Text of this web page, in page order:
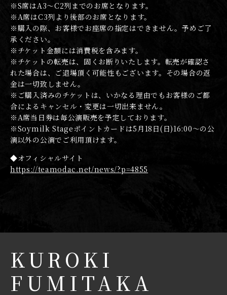
※S席はA3〜C2列までのお席となります。
※A席はC3列より後部のお席となります。
※購入の際、お客様でお座席の指定はできません。予めご了
承ください。
※チケット金額には消費税を含みます。
※チケットの転売は、固くお断りいたします。転売が確認さ
れた場合は、ご退場頂く可能性もございます。その場合の返
金は一切致しません。
※ご購入済みのチケットは、いかなる理由でもお客様のご都
合によるキャンセル・変更は一切出来ません。
※A席当日券は毎公演販売を予定しております。
※Soymilk Stageポイントカードは5月18日(日)16:00〜の公
演以外の公演でご利用頂けます。
◆オフィシャルサイト
https://teamodac.net/news/?p=4855
KUROKI
FUMITAKA